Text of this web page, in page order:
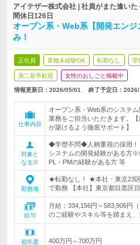
アイテザー株式会社 | 社員がまた逢い
間休日126日
オープン系・Web系【開発エン
み！
正社員 業種未経験OK 転勤なし 学
第二新卒歓迎 女性のおしごと掲載中
情報更新日：2026/05/01 終了予定日：
仕事内容
オープン系・Web系のシステ
業務をご担当いただきます。
が築けるよう徹底サポート】
対象と
なる方
◆学歴不問◆人柄重視の採用！
システムの開発経験がある方※
PL・PMの経験がある方 等
勤務地
★転勤なし！ ★本社・東京23
で勤務 【本社】東京都目黒区
給与
月給：334,156円～583,906円
のご経験やスキル等を踏まえ
初年度 400万円～700万円